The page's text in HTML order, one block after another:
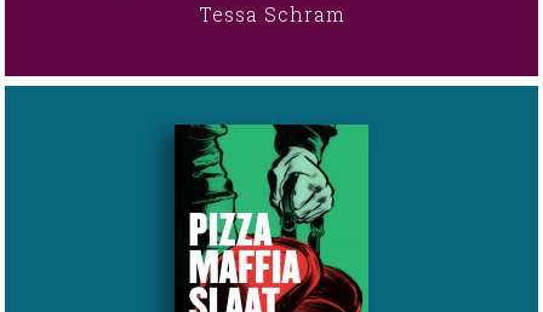
Tessa Schram